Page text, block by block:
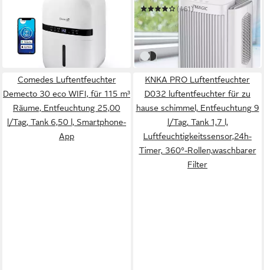
Smart
189,00 €
in 3-4 Werktagen bei dir
(161)
63,90 € UVP
-51%
in 4-5 Werktagen bei dir
weiß
schwarz
Comedes Luftentfeuchter
Demecto 30 eco WIFI, für 115 m³
Räume, Entfeuchtung 25,00
l/Tag, Tank 6,50 l, Smartphone-
App
KNKA PRO Luftentfeuchter
D032 luftentfeuchter für zu
hause schimmel, Entfeuchtung 9
l/Tag, Tank 1,7 l,
Luftfeuchtigkeitssensor,24h-
Timer, 360°-Rollen,waschbarer
Filter